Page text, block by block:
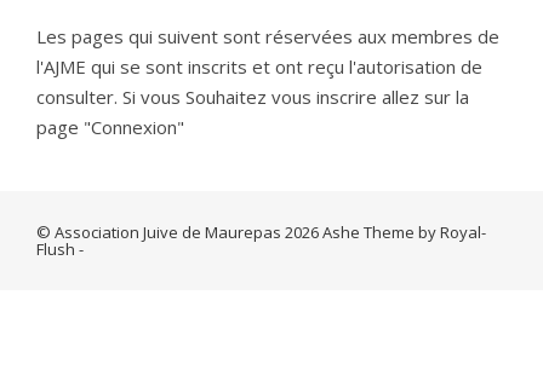
Les pages qui suivent sont réservées aux membres de
l'AJME qui se sont inscrits et ont reçu l'autorisation de
consulter. Si vous Souhaitez vous inscrire allez sur la
page "Connexion"
© Association Juive de Maurepas 2026 Ashe Theme by Royal-
Flush -